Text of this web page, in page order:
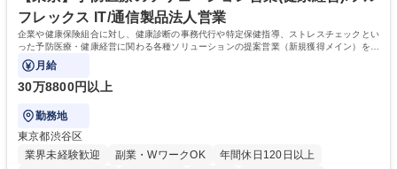
フレックス IT/通信製品法人営業
企業や健康保険組合に対し、健康診断の事務代行や特定保健指導、ストレスチェックとい
った予防医療・健康経営に関わる各種ソリューションの提案営業（新規獲得メイン）をお
任せします。
月給
30万8800円以上
勤務地
東京都渋谷区
業界未経験歓迎
副業・WワークOK
年間休日120日以上